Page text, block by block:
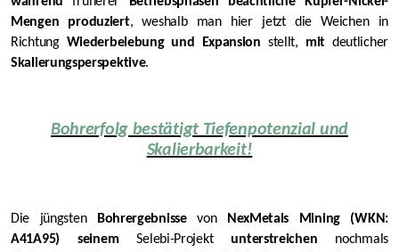
Mengen produziert, weshalb man hier jetzt die Weichen in
Richtung Wiederbelebung und Expansion stellt, mitdeutlicher
Skalierungsperspektive.
Bohrerfolg bestätigt Tiefenpotenzial und
Skalierbarkeit!
Die jüngsten Bohrergebnissevon NexMetals Mining (WKN:
A41A95) seinemSelebi-Projektunterstreichen nochmals